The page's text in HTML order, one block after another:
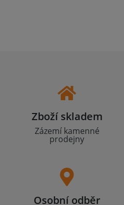
Zboží skladem
Zázemí kamenné
prodejny
Osobní odběr